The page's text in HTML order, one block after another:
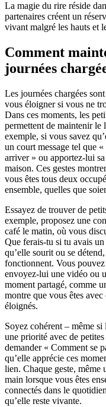
La magie du rire réside
partenaires créent un
vivant malgré les hauts et
Comment
journées
Les journées chargées
vous éloigner si vous ne
Dans ces moments, les
permettent de maintenir le
exemple, si vous savez
un court message tel que
arriver » ou apportez-lui
maison. Ces gestes
vous êtes tous deux
ensemble, quelles que
Essayez de trouver de
exemple, proposez une
café le matin, où vous
Que ferais-tu si tu avais
qu’elle sourit ou se
fonctionnent. Vous
envoyez-lui une vidéo ou
moment partagé, comme
montre que vous êtes
éloignés.
Soyez cohérent – même
une priorité avec de
demander « Comment se
qu’elle apprécie ces
lien. Chaque geste, même
main lorsque vous êtes
connectés dans le
qu’elle reste vivante.